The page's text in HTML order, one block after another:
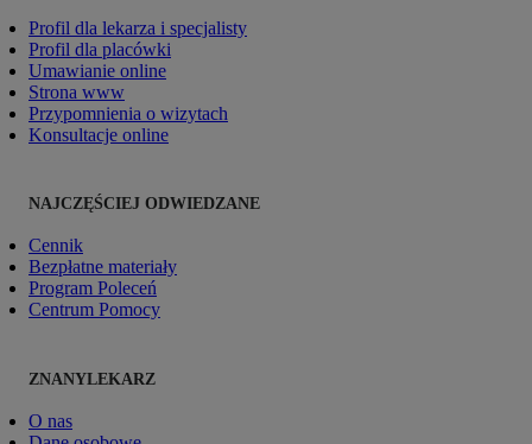
Profil dla lekarza i specjalisty
Profil dla placówki
Umawianie online
Strona www
Przypomnienia o wizytach
Konsultacje online
NAJCZĘŚCIEJ ODWIEDZANE
Cennik
Bezpłatne materiały
Program Poleceń
Centrum Pomocy
ZNANYLEKARZ
O nas